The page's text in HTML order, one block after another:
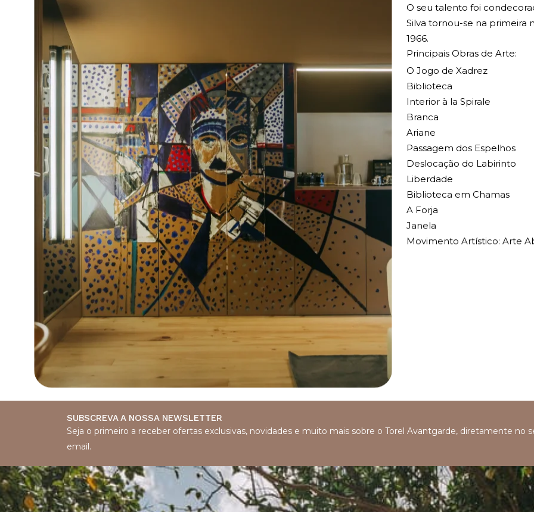
O seu talento foi
Silva tornou-se na primeira
1966.
Principais Obras de Arte:
O Jogo de Xadrez
Biblioteca
Interior à la Spirale
Branca
Ariane
Passagem dos Espelhos
Deslocação do Labirinto
Liberdade
Biblioteca em Chamas
A Forja
Janela
Movimento Artístico: Arte
SUBSCREVA A NOSSA NEWSLETTER
Seja o primeiro a receber ofertas exclusivas, novidades e muito mais sobre o Torel Avantgarde, diretamente no
email.